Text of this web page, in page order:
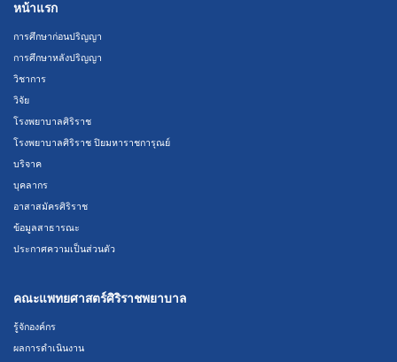
หน้าแรก
การศึกษาก่อนปริญญา
การศึกษาหลังปริญญา
วิชาการ
วิจัย
โรงพยาบาลศิริราช
โรงพยาบาลศิริราช ปิยมหาราชการุณย์
บริจาค
บุคลากร
อาสาสมัครศิริราช
ข้อมูลสาธารณะ
ประกาศความเป็นส่วนตัว
คณะแพทยศาสตร์ศิริราชพยาบาล
รู้จักองค์กร
ผลการดำเนินงาน